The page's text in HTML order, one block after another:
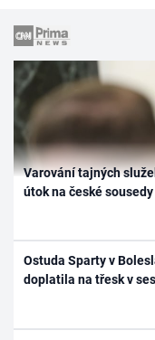
Varování tajných
útok na české sousedy
Ostuda Sparty v
doplatila na třesk v